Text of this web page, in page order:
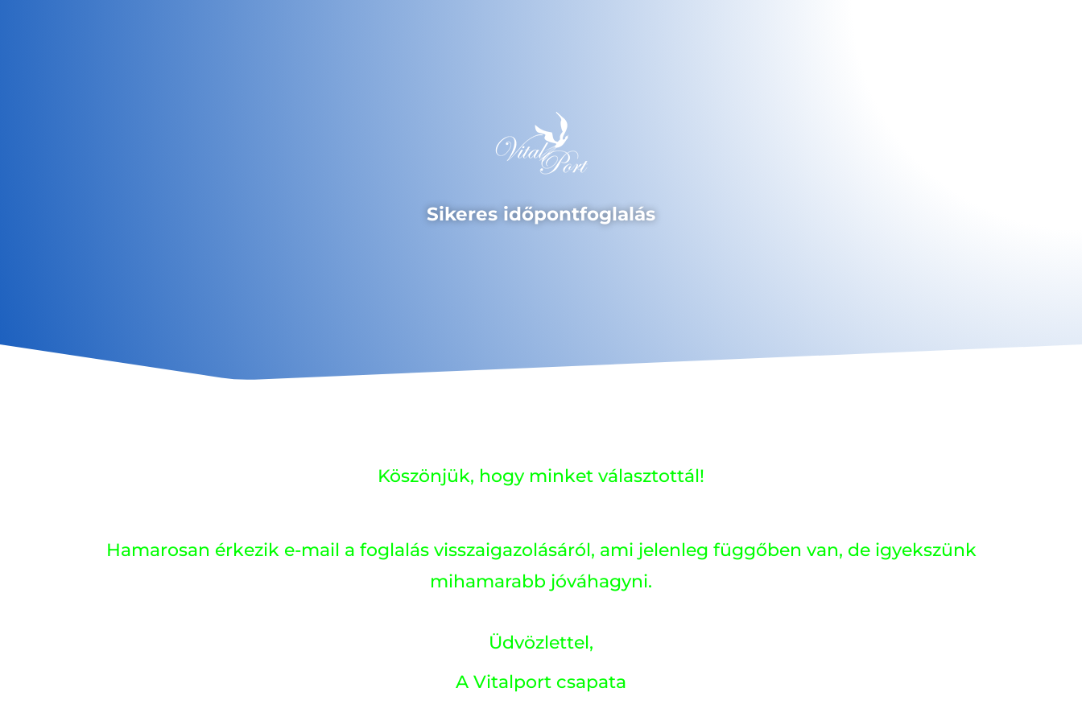
Sikeres időpontfoglalás
Köszönjük, hogy minket választottál!
Hamarosan érkezik e-mail a foglalás visszaigazolásáról, ami jelenleg függőben van, de igyekszünk
mihamarabb jóváhagyni.
Üdvözlettel,
A Vitalport csapata